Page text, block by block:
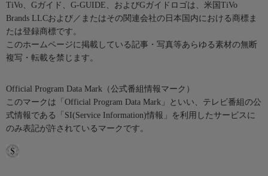
TiVo、Gガイド、G-GUIDE、およびGガイドロゴは、米国TiVo
Brands LLCおよび／またはその関連会社の日本国内における商標ま
たは登録商標です。
このホームページに掲載している記事・写真等あらゆる素材の無断
複写・転載を禁じます。
Official Program Data Mark（公式番組情報マーク）
このマークは「Official Program Data Mark」といい、テレビ番組の公
式情報である「SI(Service Information)情報」を利用したサービスに
のみ表記が許されているマークです。